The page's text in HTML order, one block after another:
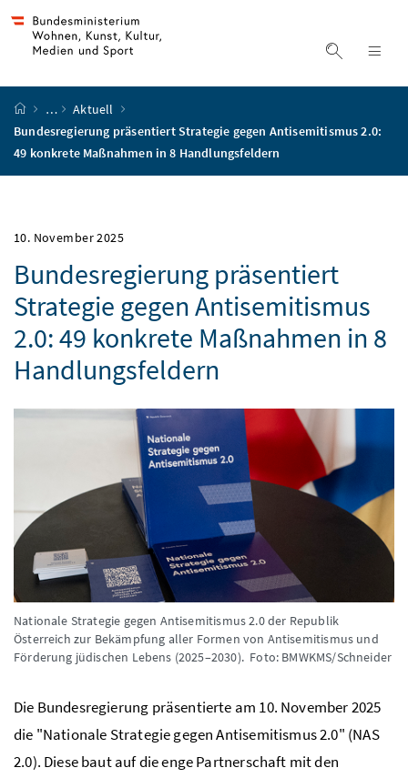
Suche
Startseite
…
Aktuell
Bundesregierung präsentiert Strategie gegen Antisemitismus 2.0:
49 konkrete Maßnahmen in 8 Handlungsfeldern
10. November 2025
Bundesregierung präsentiert
Strategie gegen Antisemitismus
2.0: 49 konkrete Maßnahmen in 8
Handlungsfeldern
Nationale Strategie gegen Antisemitismus 2.0 der Republik
Österreich zur Bekämpfung aller Formen von Antisemitismus und
Förderung jüdischen Lebens (2025–2030). Foto: BMWKMS/Schneider
Die Bundesregierung präsentierte am 10. November 2025
die "Nationale Strategie gegen Antisemitismus 2.0" (NAS
2.0). Diese baut auf die enge Partnerschaft mit den